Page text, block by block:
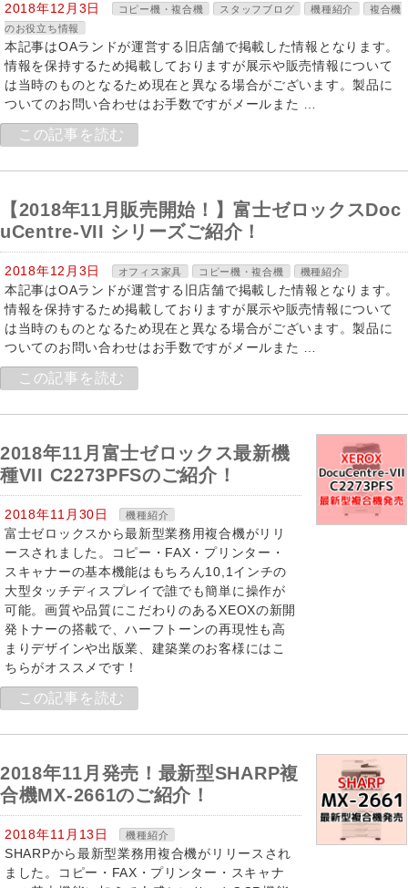
2018年12月3日 コピー機・複合機 スタッフブログ 機種紹介
複合機
のお役立ち情報
本記事はOAランドが運営する旧店舗で掲載した情報となります。
情報を保持するため掲載しておりますが展示や販売情報について
は当時のものとなるため現在と異なる場合がございます。製品に
ついてのお問い合わせはお手数ですがメールまた …
この記事を読む
【2018年11月販売開始！】富士ゼロックスDoc
uCentre-VII シリーズご紹介！
2018年12月3日 オフィス家具 コピー機・複合機 機種紹介
本記事はOAランドが運営する旧店舗で掲載した情報となります。
情報を保持するため掲載しておりますが展示や販売情報について
は当時のものとなるため現在と異なる場合がございます。製品に
ついてのお問い合わせはお手数ですがメールまた …
この記事を読む
2018年11月富士ゼロックス最新機
種VII C2273PFSのご紹介！
2018年11月30日 機種紹介
富士ゼロックスから最新型業務用複合機がリリ
ースされました。コピー・FAX・プリンター・
スキャナーの基本機能はもちろん10,1インチの
大型タッチディスプレイで誰でも簡単に操作が
可能。画質や品質にこだわりのあるXEOXの新開
発トナーの搭載で、ハーフトーンの再現性も高
まりデザインや出版業、建築業のお客様にはこ
ちらがオススメです！
この記事を読む
2018年11月発売！最新型SHARP複
合機MX-2661のご紹介！
2018年11月13日 機種紹介
SHARPから最新型業務用複合機がリリースされ
ました。コピー・FAX・プリンター・スキャナ